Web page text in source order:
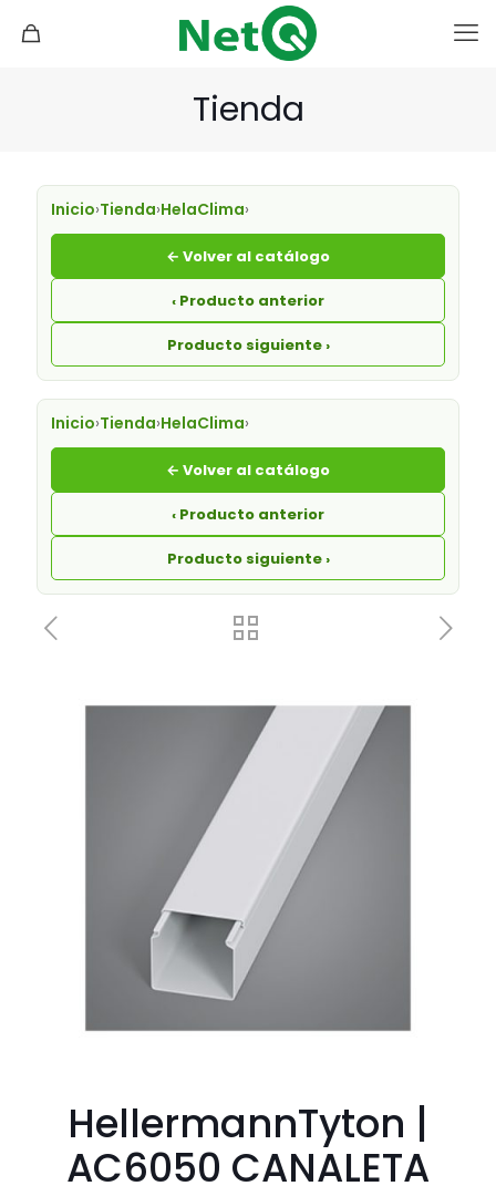
Tienda
Inicio›Tienda›HelaClima›
← Volver al catálogo
‹ Producto anterior
Producto siguiente ›
Inicio›Tienda›HelaClima›
← Volver al catálogo
‹ Producto anterior
Producto siguiente ›
HellermannTyton |
AC6050 CANALETA